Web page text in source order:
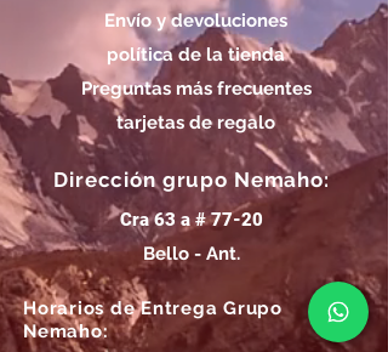
Envío y devoluciones
política de la tienda
Preguntas más frecuentes
tarjetas de regalo
Dirección grupo Nemaho:
Cra 63 a # 77-20
Bello - Ant.
Horarios de Entrega Grupo
Nemaho: